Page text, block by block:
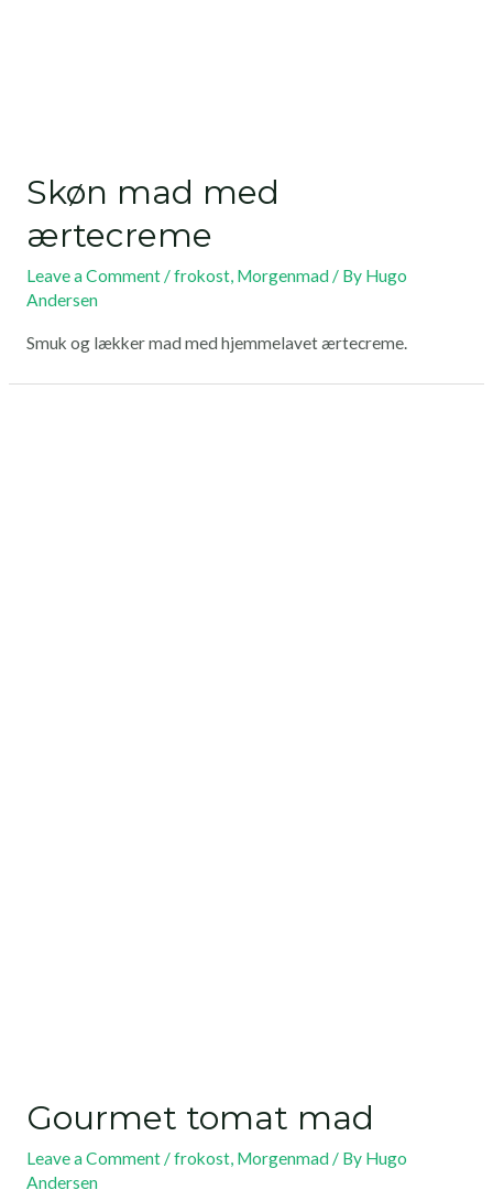
Skøn mad med
ærtecreme
Leave a Comment /frokost, Morgenmad/ By Hugo
Andersen
Smuk og lækker mad med hjemmelavet ærtecreme.
Gourmet tomat mad
Leave a Comment /frokost, Morgenmad/ By Hugo
Andersen